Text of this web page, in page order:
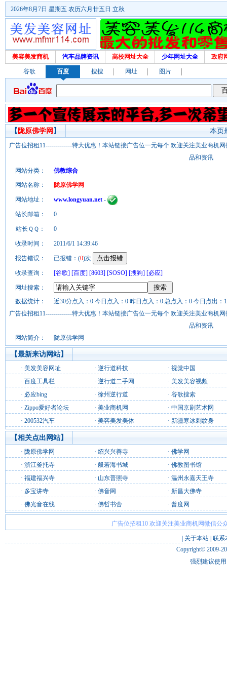
2026年8月7日 星期五 农历六月廿五日 立秋
美容美发商机 汽车品牌资讯 高校网址大全 少年网址大全 政府
谷歌 百度 搜搜 网址 图片
本页
【 陇原佛学网 】
广告位招租11-------------特大优惠！本站链接广告位一元每个 欢迎关注美业商机
品和资讯
网站分类：
佛教综合
网站名称：
陇原佛学网
网站地址： www.longyuan.net -
站长邮箱： 0
站长ＱＱ： 0
收录时间： 2011/6/1 14:39:46
报告错误： 已报错：(0)次
收录查询： [谷歌] [百度] [8603] [SOSO] [搜狗] [必应]
网址搜索：
数据统计：
近30分点入：0 今日点入：0 昨日点入：0 总点入：0 今日点出：
广告位招租11-------------特大优惠！本站链接广告位一元每个 欢迎关注美业商机
品和资讯
网站简介：
陇原佛学网
【最新来访网站】
· 美发美容网址 · 逆行道科技 · 视觉中国
· 百度工具栏 · 逆行道二手网 · 美发美容视频
· 必应bing · 徐州逆行道 · 谷歌搜索
· Zippo爱好者论坛 · 美业商机网 · 中国京剧艺术网
· 200532汽车 · 美容美发美体 · 新疆寒冰刺纹身
【相关点出网站】
· 陇原佛学网 · 绍兴兴善寺 · 佛学网
· 浙江釜托寺 · 般若海书城 · 佛教图书馆
· 福建福兴寺 · 山东普照寺 · 温州永嘉天王寺
· 多宝讲寺 · 佛音网 · 新昌大佛寺
· 佛光音在线 · 佛哲书舍 · 普度网
广告位招租10 欢迎关注美业商机网微信公
关于本站 联系
Copyright© 2009-
强烈建议使